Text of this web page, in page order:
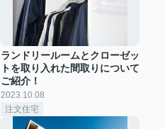
ランドリールームとクローゼッ
トを取り入れた間取りについて
ご紹介！
2023.10.08
注文住宅